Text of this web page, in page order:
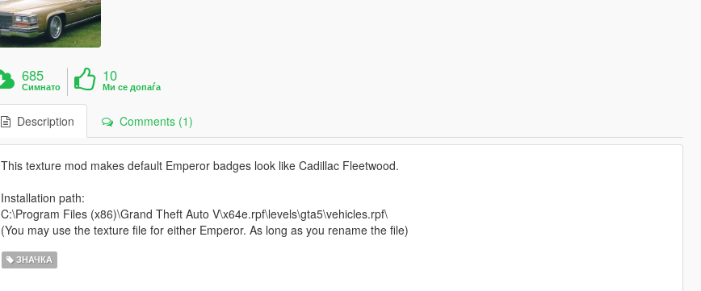
685
Симнато
10
Ми се допаѓа
Description Comments (1)
This texture mod makes default Emperor badges look like Cadillac Fleetwood.
Installation path:
C:\Program Files (x86)\Grand Theft Auto V\x64e.rpf\levels\gta5\vehicles.rpf\
(You may use the texture file for either Emperor. As long as you rename the file)
ЗНАЧКА